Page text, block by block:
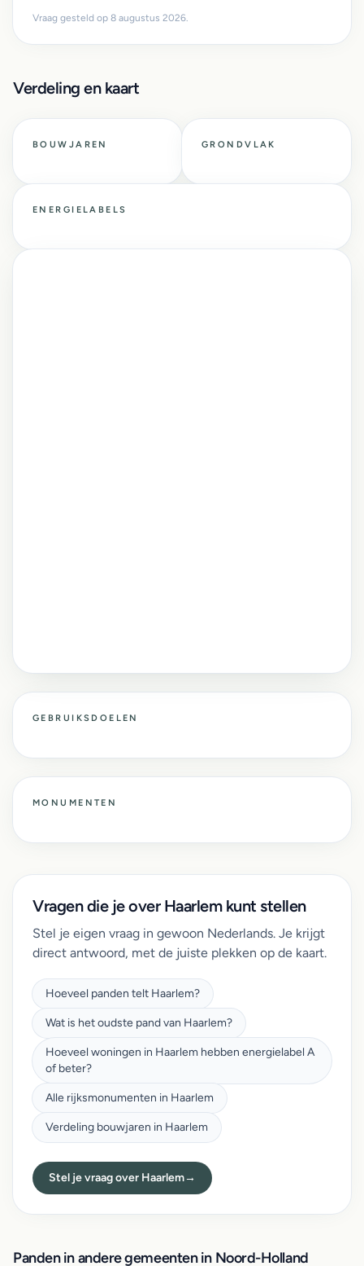
Vraag gesteld op 8 augustus 2026.
Verdeling en kaart
BOUWJAREN GRONDVLAK
ENERGIELABELS
GEBRUIKSDOELEN
MONUMENTEN
Vragen die je over Haarlem kunt stellen
Stel je eigen vraag in gewoon Nederlands. Je krijgt
direct antwoord, met de juiste plekken op de kaart.
Hoeveel panden telt Haarlem?
Wat is het oudste pand van Haarlem?
Hoeveel woningen in Haarlem hebben energielabel A
of beter?
Alle rijksmonumenten in Haarlem
Verdeling bouwjaren in Haarlem
Stel je vraag over Haarlem→
Panden in andere gemeenten in Noord-Holland